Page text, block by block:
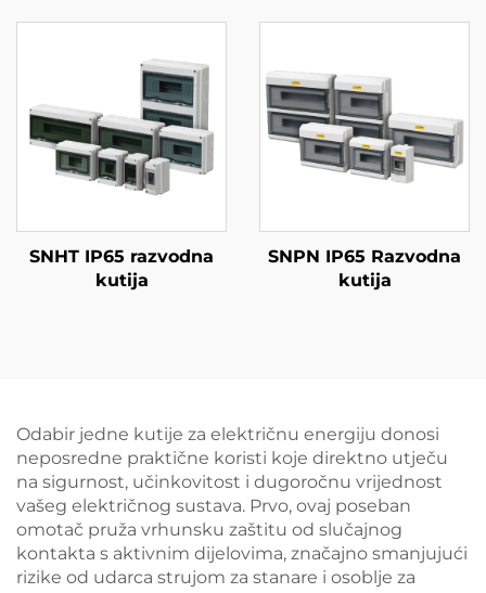
SNHT IP65 razvodna
kutija
SNPN IP65 Razvodna
kutija
Odabir jedne kutije za električnu energiju donosi
neposredne praktične koristi koje direktno utječu
na sigurnost, učinkovitost i dugoročnu vrijednost
vašeg električnog sustava. Prvo, ovaj poseban
omotač pruža vrhunsku zaštitu od slučajnog
kontakta s aktivnim dijelovima, značajno smanjujući
rizike od udarca strujom za stanare i osoblje za